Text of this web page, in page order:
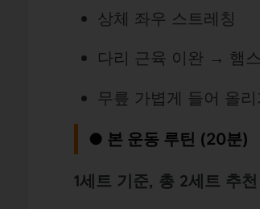
상체 좌우 스트레칭
다리 근육 이완 → 햄
무릎 가볍게 들어 올리
● 본 운동 루틴 (20분)
1세트 기준, 총 2세트 추